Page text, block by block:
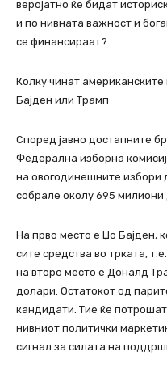
веројатно ќе бидат
и по нивната важност и
се финансираат?
Колку чинат
Бајден или Трамп
Според јавно достапните
Федерална изборна
на овогодинешните избори
собрале околу 695 милиони
На прво место е Џо Бајден,
сите средства во трката,
на второ место е Доналд
долари. Остатокот од
кандидати. Тие ќе
нивниот политички
сигнал за силата на